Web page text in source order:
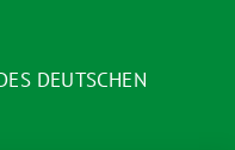
DEUTSCHEN